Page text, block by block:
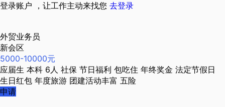
登录账户 ，让工作主动来找您 去登录
外贸业务员
新会区
5000-10000元
应届生 本科 6人 社保 节日福利 包吃住 年终奖金 法定节假日
生日红包 年度旅游 团建活动丰富 五险
申请